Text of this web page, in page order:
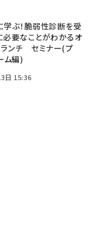
学ぶ！脆弱性診断を受
必要なことがわかるオ
ンチ セミナー(プ
ム編)
日 15:36